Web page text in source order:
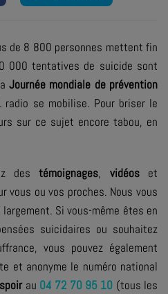
de 8 800 personnes mettent fin
000 tentatives de suicide sont
Journée mondiale de prévention
radio se mobilise. Pour briser le
sur ce sujet encore tabou, en
destémoignages, vidéos et
vous ou vos proches. Nous vous
Si vous-même êtes en
suicidaires ou souhaitez
vous pouvez également
et anonyme le numéro national
au 04 72 70 95 10 (tous les